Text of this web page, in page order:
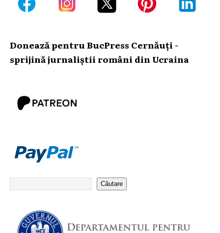
Donează pentru BucPress Cernăuți -
sprijină jurnaliștii români din Ucraina
Căutare